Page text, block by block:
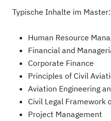
Typische Inhalte im Master:
Human Resource
Financial and
Corporate Finance
Principles of Civil
Aviation Engineering
Civil Legal
Project Management